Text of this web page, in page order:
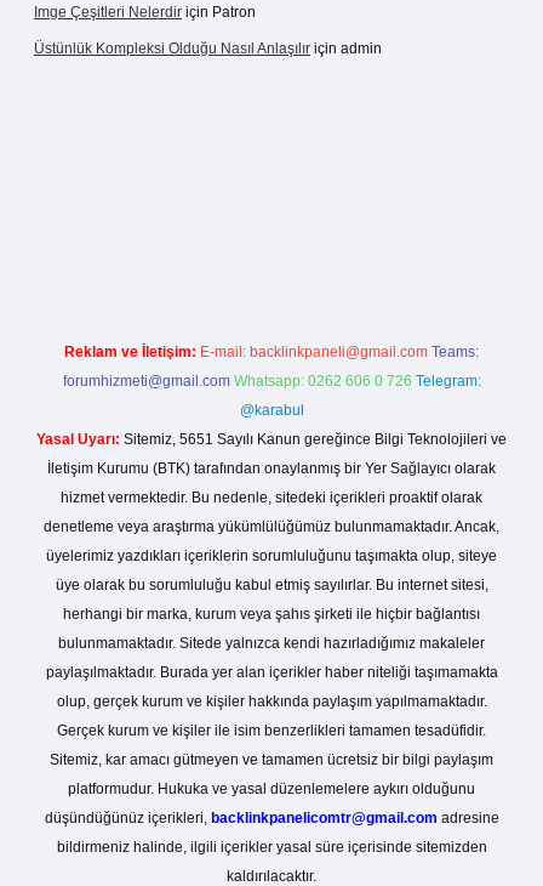
Imge Çeşitleri Nelerdir için Patron
Üstünlük Kompleksi Olduğu Nasıl Anlaşılır için admin
Reklam ve İletişim: E-mail: backlinkpaneli@gmail.com Teams:
forumhizmeti@gmail.com Whatsapp: 0262 606 0 726 Telegram:
@karabul
Yasal Uyarı: Sitemiz, 5651 Sayılı Kanun gereğince Bilgi Teknolojileri ve
İletişim Kurumu (BTK) tarafından onaylanmış bir Yer Sağlayıcı olarak
hizmet vermektedir. Bu nedenle, sitedeki içerikleri proaktif olarak
denetleme veya araştırma yükümlülüğümüz bulunmamaktadır. Ancak,
üyelerimiz yazdıkları içeriklerin sorumluluğunu taşımakta olup, siteye
üye olarak bu sorumluluğu kabul etmiş sayılırlar. Bu internet sitesi,
herhangi bir marka, kurum veya şahıs şirketi ile hiçbir bağlantısı
bulunmamaktadır. Sitede yalnızca kendi hazırladığımız makaleler
paylaşılmaktadır. Burada yer alan içerikler haber niteliği taşımamakta
olup, gerçek kurum ve kişiler hakkında paylaşım yapılmamaktadır.
Gerçek kurum ve kişiler ile isim benzerlikleri tamamen tesadüfidir.
Sitemiz, kar amacı gütmeyen ve tamamen ücretsiz bir bilgi paylaşım
platformudur. Hukuka ve yasal düzenlemelere aykırı olduğunu
düşündüğünüz içerikleri, backlinkpanelicomtr@gmail.com adresine
bildirmeniz halinde, ilgili içerikler yasal süre içerisinde sitemizden
kaldırılacaktır.